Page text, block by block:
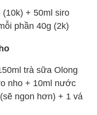
(10k) + 50ml siro
phần 40g (2k)
trà sữa Olong
nho + 10ml nước
ngon hơn) + 1 vá